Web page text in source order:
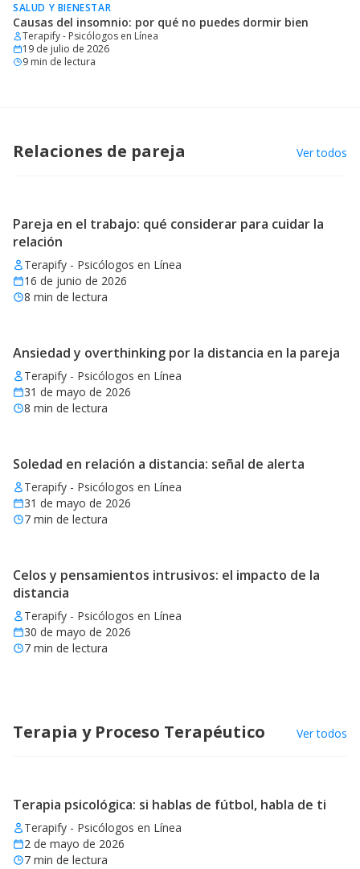
SALUD Y BIENESTAR
Causas del insomnio: por qué no puedes dormir bien
Terapify - Psicólogos en Línea
19 de julio de 2026
9 min de lectura
Relaciones de pareja Ver todos
Pareja en el trabajo: qué considerar para cuidar la
relación
Terapify - Psicólogos en Línea
16 de junio de 2026
8 min de lectura
Ansiedad y overthinking por la distancia en la pareja
Terapify - Psicólogos en Línea
31 de mayo de 2026
8 min de lectura
Soledad en relación a distancia: señal de alerta
Terapify - Psicólogos en Línea
31 de mayo de 2026
7 min de lectura
Celos y pensamientos intrusivos: el impacto de la
distancia
Terapify - Psicólogos en Línea
30 de mayo de 2026
7 min de lectura
Terapia y Proceso Terapéutico Ver todos
Terapia psicológica: si hablas de fútbol, habla de ti
Terapify - Psicólogos en Línea
2 de mayo de 2026
7 min de lectura